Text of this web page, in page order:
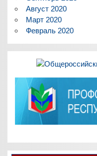
Август 2020
Март 2020
Февраль 2020